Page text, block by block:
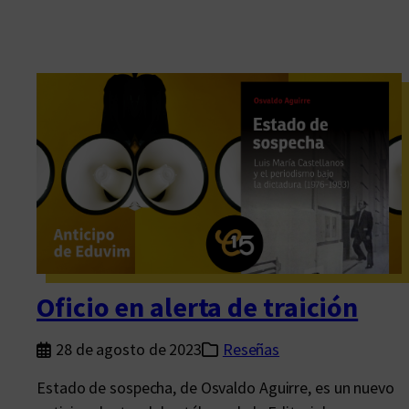
Oficio en alerta de traición
28 de agosto de 2023
Reseñas
Estado de sospecha, de Osvaldo Aguirre, es un nuevo